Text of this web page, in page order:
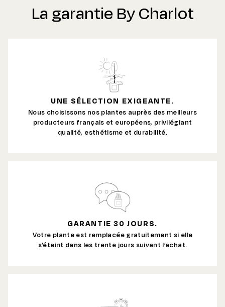
La garantie By Charlot
UNE SÉLECTION EXIGEANTE.
Nous choisissons nos plantes auprès des meilleurs
producteurs français et européens, privilégiant
qualité, esthétisme et durabilité.
GARANTIE 30 JOURS.
Votre plante est remplacée gratuitement si elle
s’éteint dans les trente jours suivant l’achat.